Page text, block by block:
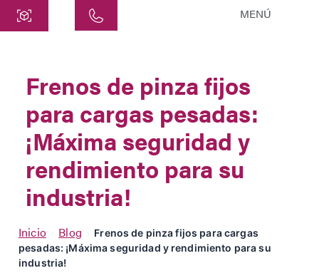
Siemensstraße 47
25462 Rellingen
info@atek.de
+49 4101 7953-0
Abrir Chat
Nombre
MENÚ
Frenos de pinza fijos
para cargas pesadas:
¡Máxima seguridad y
rendimiento para su
industria!
Inicio Blog
Frenos de pinza fijos para cargas
pesadas: ¡Máxima seguridad y rendimiento para su
industria!